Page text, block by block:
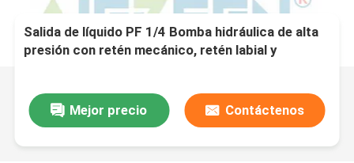
Salida de líquido PF 1/4 Bomba hidráulica de alta
presión con retén mecánico, retén labial y
Mejor precio Contáctenos